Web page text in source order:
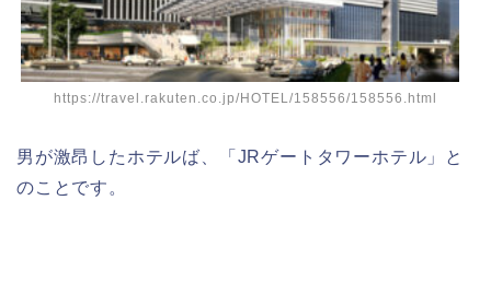
https://travel.rakuten.co.jp/HOTEL/158556/158556.html
男が激昂したホテルば、「JRゲートタワーホテル」と
のことです。